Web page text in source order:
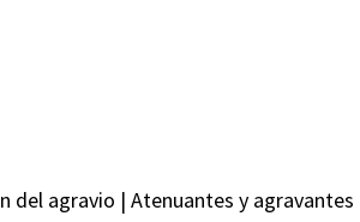
del agravio | Atenuantes y